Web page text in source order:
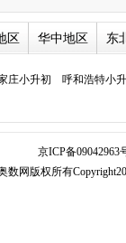
区 华中地区 东
庄小升初 呼和浩特小
京ICP备09042963
数网版权所有